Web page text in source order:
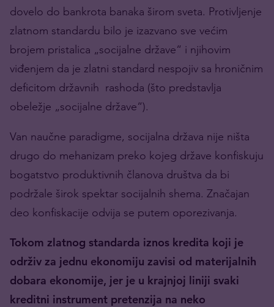
dovelo do bankrota banaka širom sveta. Protivljenje
zlatnom standardu bilo je izazvano sve većim
brojem pristalica „socijalne države“ i njihovim
viđenjem da je zlatni standard nespojiv sa hroničnim
deficitom državnih rashoda (što predstavlja
obeležje „socijalne države“).
Van naučne paradigme, socijalna država nije ništa
drugo do mehanizam preko kojeg države konfiskuju
bogatstvo produktivnih članova društva da bi
podržale širok spektar socijalnih shema. Značajan
deo konfiskacije odvija se putem oporezivanja.
Tokom zlatnog standarda iznos kredita koji je
održiv za jednu ekonomiju zavisi od materijalnih
dobara ekonomije, jer je u krajnjoj liniji svaki
kreditni instrument pretenzija na neko